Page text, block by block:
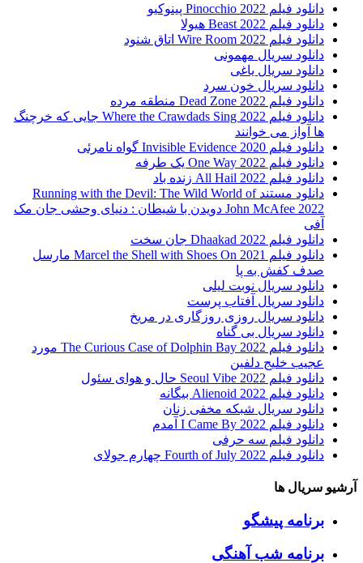
دانلود فیلم Pinocchio 2022 پینوکیو
دانلود فیلم Beast 2022 هیولا
دانلود فیلم Wire Room 2022 اتاق شنود
دانلود سریال مهمونی
دانلود سریال یاغی
دانلود سریال خون سرد
دانلود فیلم 2022 Dead Zone منطقه مرده
دانلود فیلم Where the Crawdads Sing 2022 جایی که خرچنگ
ها آواز می خوانند
دانلود فیلم 2020 Invisible Evidence گواه نامرئی
دانلود فیلم One Way 2022 یک طرفه
دانلود فیلم All Hail 2022 زنده باد
دانلود مستند Running with the Devil: The Wild World of
John McAfee 2022 دویدن با شیطان : دنیای وحشی جان مک
آفی
دانلود فیلم Dhaakad 2022 جان سخت
دانلود فیلم Marcel the Shell with Shoes On 2021 مارسل
صدف کفش به پا
دانلود سریال نوبت لیلی
دانلود سریال آفتاب پرست
دانلود سریال روزی روزگاری در مریخ
دانلود سریال بی گناه
دانلود فیلم The Curious Case of Dolphin Bay 2022 مورد
عجیب خلیج دلفین
دانلود فیلم Seoul Vibe 2022 حال و هوای سئول
دانلود فیلم Alienoid 2022 بیگانه
دانلود سریال شبکه مخفی زنان
دانلود فیلم I Came By 2022 آمدم
دانلود فیلم سه حرفی
دانلود فیلم Fourth of July 2022 چهارم جولای
آرشیو سریال ها
برنامه پیشگو
برنامه شب آهنگی